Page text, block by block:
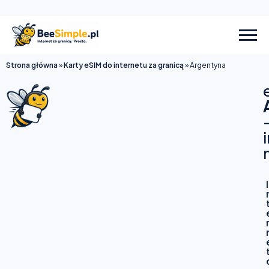
Strona główna»Karty eSIM do internetu za granicą»Argentyna
I
r